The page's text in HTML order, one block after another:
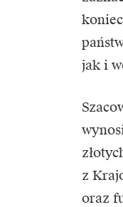
jak i
z
oraz